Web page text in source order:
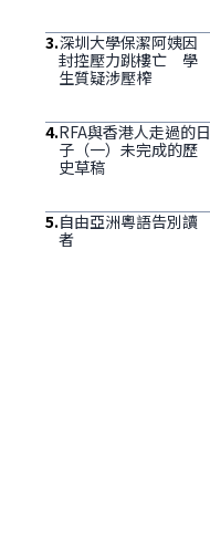
3.深圳大學保潔阿姨因
封控壓力跳樓亡 學
生質疑涉壓榨
4.RFA與香港人走過的日
子（一）未完成的歷
史草稿
5.自由亞洲粵語告別讀
者